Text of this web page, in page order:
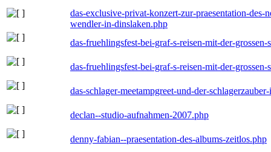
das-exclusive-privat-konzert-zur-praesentation-
wendler-in-dinslaken.php
das-fruehlingsfest-bei-graf-s-reisen-mit-der-
das-fruehlingsfest-bei-graf-s-reisen-mit-der-
das-schlager-meetampgreet-und-der-
declan--studio-aufnahmen-2007.php
denny-fabian--praesentation-des-albums-zeitlos.php